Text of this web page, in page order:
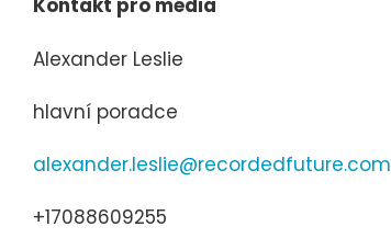
Kontakt pro média
Alexander Leslie
hlavní poradce
alexander.leslie@recordedfuture.com
+17088609255